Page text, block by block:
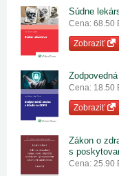
Súdne
Cena: 68.50
Zobraziť
Cena: 18.50
Zobraziť
Zákon o
s
Cena: 25.90